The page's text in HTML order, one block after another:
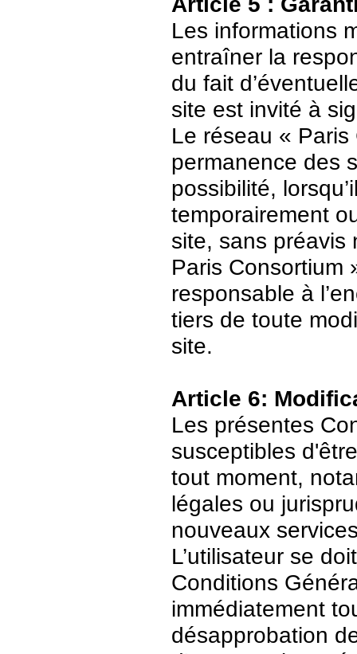
Les informations
entraîner la
du fait
site est invité à
Le réseau «
permanence des
possibilité,
temporairement
site, sans préavis
Paris Consortium
responsable à
tiers de toute
site.
Article 6:
Les présentes
susceptibles
tout moment,
légales ou
nouveaux
L’utilisateur se
Conditions
immédiatement
désapprobation